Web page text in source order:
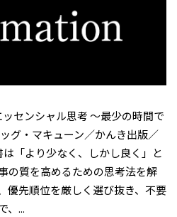
センシャル思考 〜最少の時間で
グ・マキューン／かんき出版／
「より少なく、しかし良く」と
の質を高めるための思考法を解
優先順位を厳しく選び抜き、不要
、...